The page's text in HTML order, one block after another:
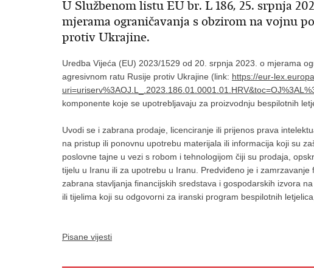
U Službenom listu EU br. L 186, 25. srpnja
mjerama ograničavanja s obzirom na vojnu
protiv Ukrajine.
Uredba Vijeća (EU) 2023/1529 od 20. srpnja 2023. o mjerama
agresivnom ratu Rusije protiv Ukrajine (link: https://eur-
komponente koje se upotrebljavaju za proizvodnju bespilotnih
Uvodi se i zabrana prodaje, licenciranje ili prijenos prava
na pristup ili ponovnu upotrebu materijala ili informacija koji su
poslovne tajne u vezi s robom i tehnologijom čiji su prodaja,
tijelu u Iranu ili za upotrebu u Iranu. Predviđeno je i
zabrana stavljanja financijskih sredstava i gospodarskih izvora
ili tijelima koji su odgovorni za iranski program bespilotnih
Pisane vijesti